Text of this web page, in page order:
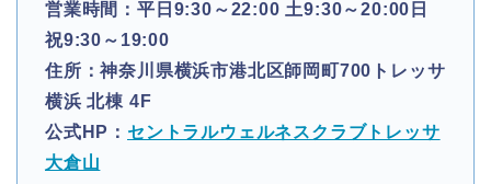
営業時間：平日9:30～22:00 土9:30～20:00日
祝9:30～19:00
住所：神奈川県横浜市港北区師岡町700トレッサ
横浜 北棟 4F
公式HP： セントラルウェルネスクラブトレッサ
大倉山